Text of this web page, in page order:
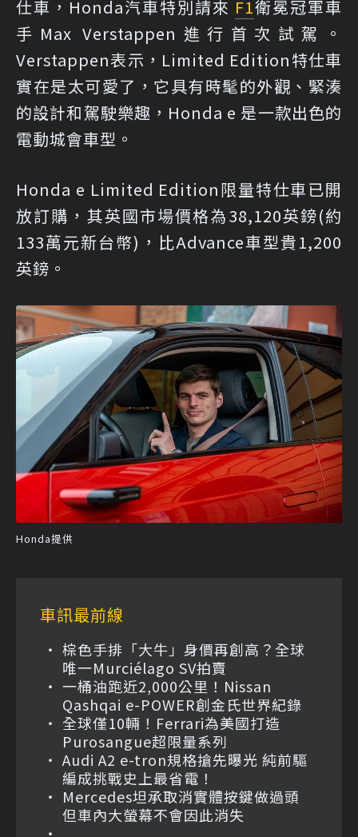
仕車，Honda汽車特別請來 F1衛冕冠軍車
手Max Verstappen進行首次試駕。
Verstappen表示，Limited Edition特仕車
實在是太可愛了，它具有時髦的外觀、緊湊
的設計和駕駛樂趣，Honda e 是一款出色的
電動城會車型。
Honda e Limited Edition限量特仕車已開
放訂購，其英國市場價格為38,120英鎊(約
133萬元新台幣)，比Advance車型貴1,200
英鎊。
Honda提供
車訊最前線
棕色手排「大牛」身價再創高？全球
唯一Murciélago SV拍賣
一桶油跑近2,000公里！Nissan
Qashqai e-POWER創金氏世界紀錄
全球僅10輛！Ferrari為美國打造
Purosangue超限量系列
Audi A2 e-tron規格搶先曝光 純前驅
編成挑戰史上最省電！
Mercedes坦承取消實體按鍵做過頭
但車內大螢幕不會因此消失